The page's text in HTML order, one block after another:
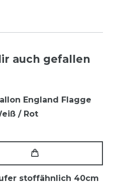
auch gefallen
England Flagge
/ Rot
stoffähnlich 40cm